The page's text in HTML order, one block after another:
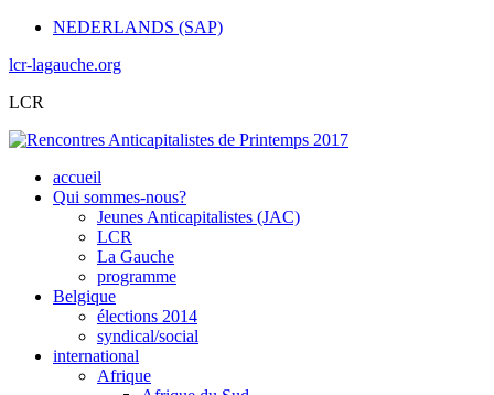
NEDERLANDS (SAP)
lcr-lagauche.org
LCR
accueil
Qui sommes-nous?
Jeunes Anticapitalistes (JAC)
LCR
La Gauche
programme
Belgique
élections 2014
syndical/social
international
Afrique